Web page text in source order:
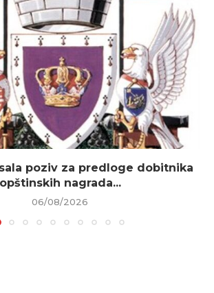
poziv za predloge dobitnika
opštinskih nagrada...
06/08/2026